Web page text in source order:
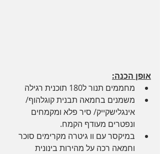
אופן הכנה:
מחממים תנור ל180 תוכנית רגילה
משמנים בחמאה תבנית קוגלהוף/
אינגלישקייק/ סיר פלא ומקמחים
ונפטרים מעודף הקמח.
במיקסר עם וו גיטרה מקרימים סוכר
וחמאה רכה על מהירות בינונית